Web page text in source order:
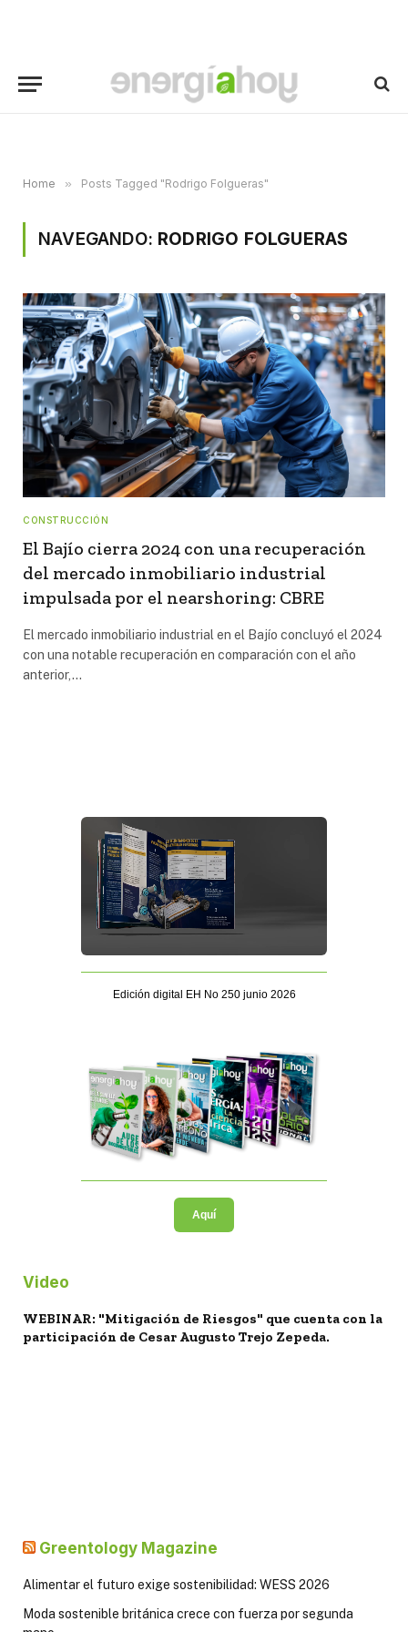
Home » Posts Tagged "Rodrigo Folgueras"
NAVEGANDO: RODRIGO FOLGUERAS
CONSTRUCCIÓN
El Bajío cierra 2024 con una recuperación
del mercado inmobiliario industrial
impulsada por el nearshoring: CBRE
El mercado inmobiliario industrial en el Bajío concluyó el 2024
con una notable recuperación en comparación con el año
anterior,…
Edición digital EH No 250 junio 2026
Aquí
Video
WEBINAR: "Mitigación de Riesgos" que cuenta con la
participación de Cesar Augusto Trejo Zepeda.
Greentology Magazine
Alimentar el futuro exige sostenibilidad: WESS 2026
Moda sostenible británica crece con fuerza por segunda